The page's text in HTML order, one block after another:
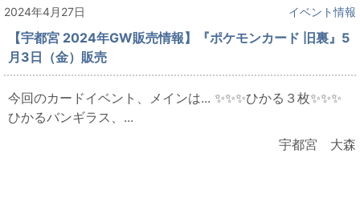
2024年4月27日 イベント情報
【宇都宮 2024年GW販売情報】『ポケモンカード 旧裏』5
月3日（金）販売
今回のカードイベント、メインは... ✨✨✨ひかる３枚✨✨✨
ひかるバンギラス、...
宇都宮 大森